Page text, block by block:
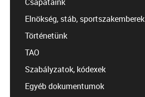
Elnökség, stáb, sportszakemberek
Történetünk
TAO
Szabályzatok, kódexek
Egyéb dokumentumok